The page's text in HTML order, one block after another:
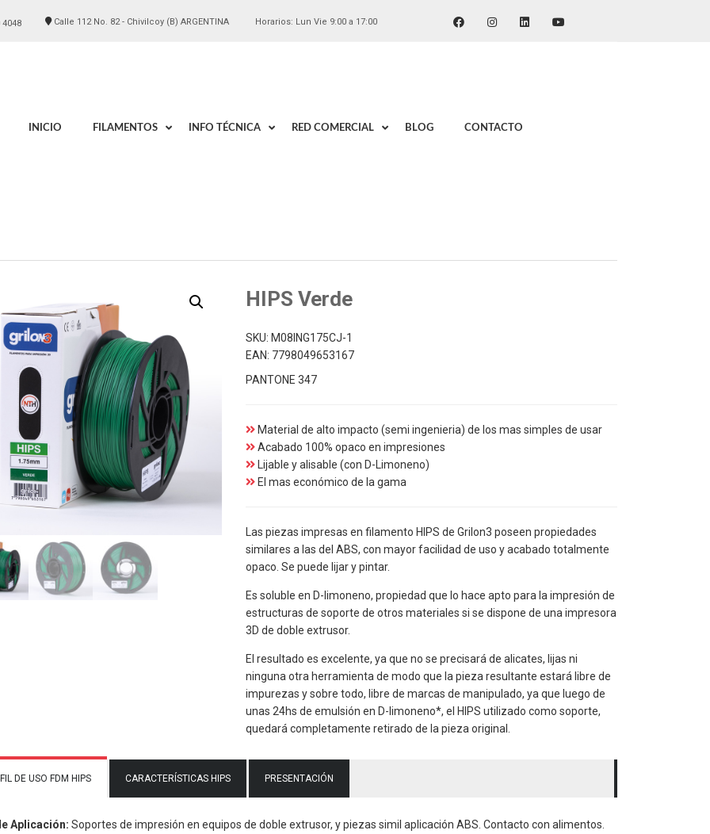
Horarios: Lun Vie 9:00 a 17:00
Calle 112 No. 82 - Chivilcoy (B) ARGENTINA
4048
INICIO FILAMENTOS INFO TÉCNICA RED COMERCIAL BLOG CONTACTO
HIPS Verde
SKU: M08ING175CJ-1
EAN: 7798049653167
PANTONE 347
Material de alto impacto (semi ingenieria) de los mas simples de usar
Acabado 100% opaco en impresiones
Lijable y alisable (con D-Limoneno)
El mas económico de la gama
Las piezas impresas en filamento HIPS de Grilon3 poseen propiedades
similares a las del ABS, con mayor facilidad de uso y acabado totalmente
opaco. Se puede lijar y pintar.
Es soluble en D-limoneno, propiedad que lo hace apto para la impresión de
estructuras de soporte de otros materiales si se dispone de una impresora
3D de doble extrusor.
El resultado es excelente, ya que no se precisará de alicates, lijas ni
ninguna otra herramienta de modo que la pieza resultante estará libre de
impurezas y sobre todo, libre de marcas de manipulado, ya que luego de
unas 24hs de emulsión en D-limoneno*, el HIPS utilizado como soporte,
quedará completamente retirado de la pieza original.
DE USO FDM HIPS CARACTERÍSTICAS HIPS PRESENTACIÓN
Aplicación: Soportes de impresión en equipos de doble extrusor, y piezas simil aplicación ABS. Contacto con alimentos.